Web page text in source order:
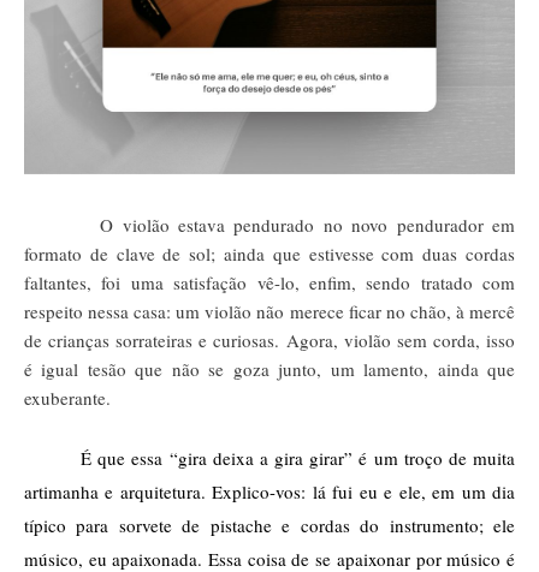
O violão estava pendurado no novo pendurador em
formato de clave de sol; ainda que estivesse com duas cordas
faltantes, foi uma satisfação vê-lo, enfim, sendo tratado com
respeito nessa casa: um violão não merece ficar no chão, à mercê
de crianças sorrateiras e curiosas. Agora, violão sem corda, isso
é igual tesão que não se goza junto, um lamento, ainda que
exuberante.
É que essa “gira deixa a gira girar” é um troço de muita
artimanha e arquitetura. Explico-vos: lá fui eu e ele, em um dia
típico para sorvete de pistache e cordas do instrumento; ele
músico, eu apaixonada. Essa coisa de se apaixonar por músico é